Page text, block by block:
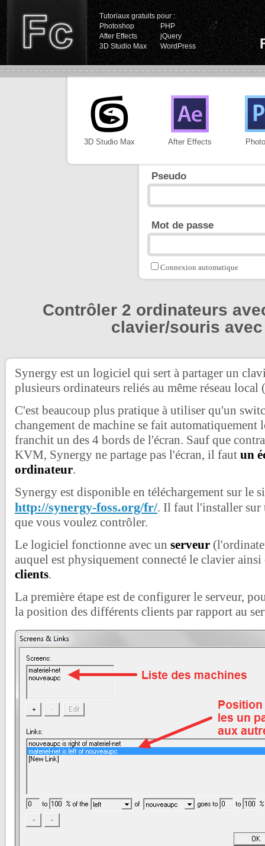
Tutoriaux gratuits pour :
Photoshop
PHP
After Effects
jQuery
3D Studio Max
WordPress
3D Studio Max After Effects
Pseudo
Mot de passe
Connexion automatique
Contrôler 2 ordinateurs
clavier/souris
Synergy est un logiciel qui sert à partager un
plusieurs ordinateurs reliés au même réseau
C'est beaucoup plus pratique à utiliser qu'un
changement de machine se fait automatiquement
franchit un des 4 bords de l'écran. Sauf que
KVM, Synergy ne partage pas l'écran, il faut un
ordinateur.
Synergy est disponible en téléchargement sur le
http://synergy-foss.org/fr/. Il faut l'installer sur
que vous voulez contrôler.
Le logiciel fonctionne avec un serveur
auquel est physiquement connecté le clavier ainsi
clients.
La première étape est de configurer le serveur,
la position des différents clients par rapport au